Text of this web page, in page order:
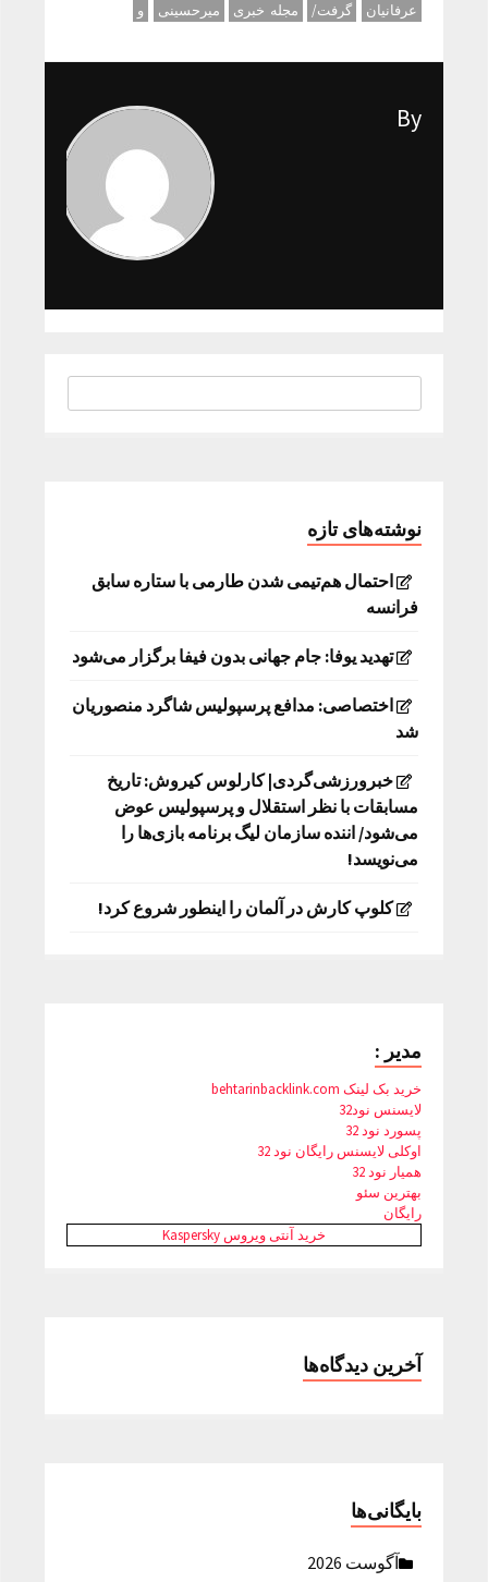
عرفانيان
گرفت/ مجله خبری میرحسینی و
By
نوشته‌های تازه
احتمال هم‌تیمی شدن طارمی با ستاره سابق
فرانسه
تهدید یوفا: جام جهانی بدون فیفا برگزار می‌شود
اختصاصی: مدافع پرسپولیس شاگرد منصوریان
شد
خبرورزشی‌گردی| کارلوس کیروش: تاریخ
مسابقات با نظر استقلال و پرسپولیس عوض
می‌شود/ اننده سازمان لیگ برنامه بازی‌ها را
می‌نویسد!
کلوپ کارش در آلمان را اینطور شروع کرد!
مدیر :
خرید بک لینک behtarinbacklink.com
لایسنس نود32
پسورد نود 32
اوکلی لایسنس رایگان نود 32
همیار نود 32
بهترین سئو
رایگان
خرید آنتی ویروس Kaspersky
آخرین دیدگاه‌ها
بایگانی‌ها
آگوست 2026